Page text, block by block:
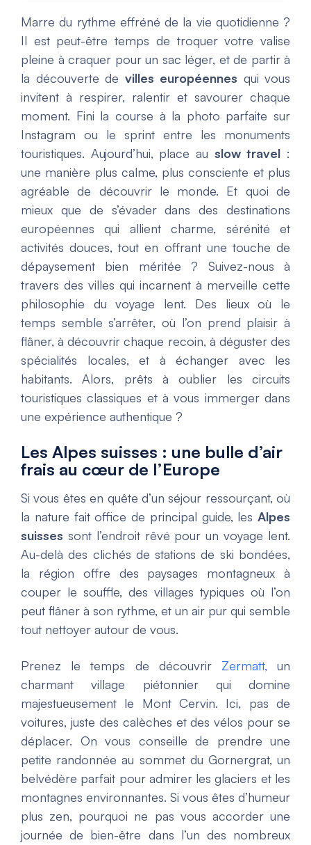
Marre du rythme effréné de la vie quotidienne ?
Il est peut-être temps de troquer votre valise
pleine à craquer pour un sac léger, et de partir à
la découverte de villes européennes qui vous
invitent à respirer, ralentir et savourer chaque
moment. Fini la course à la photo parfaite sur
Instagram ou le sprint entre les monuments
touristiques. Aujourd’hui, place au slow travel :
une manière plus calme, plus consciente et plus
agréable de découvrir le monde. Et quoi de
mieux que de s’évader dans des destinations
européennes qui allient charme, sérénité et
activités douces, tout en offrant une touche de
dépaysement bien méritée ? Suivez-nous à
travers des villes qui incarnent à merveille cette
philosophie du voyage lent. Des lieux où le
temps semble s’arrêter, où l’on prend plaisir à
flâner, à découvrir chaque recoin, à déguster des
spécialités locales, et à échanger avec les
habitants. Alors, prêts à oublier les circuits
touristiques classiques et à vous immerger dans
une expérience authentique ?
Les Alpes suisses : une bulle d’air
frais au cœur de l’Europe
Si vous êtes en quête d’un séjour ressourçant, où
la nature fait office de principal guide, les Alpes
suisses sont l’endroit rêvé pour un voyage lent.
Au-delà des clichés de stations de ski bondées,
la région offre des paysages montagneux à
couper le souffle, des villages typiques où l’on
peut flâner à son rythme, et un air pur qui semble
tout nettoyer autour de vous.
Prenez le temps de découvrir Zermatt, un
charmant village piétonnier qui domine
majestueusement le Mont Cervin. Ici, pas de
voitures, juste des calèches et des vélos pour se
déplacer. On vous conseille de prendre une
petite randonnée au sommet du Gornergrat, un
belvédère parfait pour admirer les glaciers et les
montagnes environnantes. Si vous êtes d’humeur
plus zen, pourquoi ne pas vous accorder une
journée de bien-être dans l’un des nombreux